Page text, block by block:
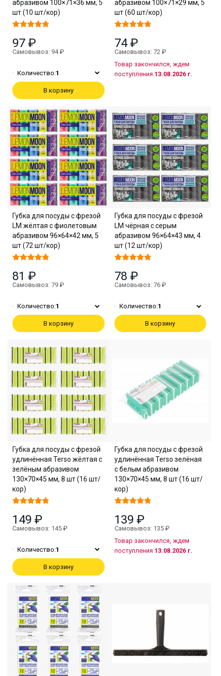
абразивом 100×71×36 мм, 5
шт (10 шт/кор)
97 ₽
Самовывоз: 94 ₽
Количество:1
В корзину
абразивом 100×71×29 мм, 5
шт (60 шт/кор)
74 ₽
Самовывоз: 72 ₽
Товар закончился, ждем
поступления 13.08.2026 г.
Губка для посуды с фрезой
LM жёлтая с фиолетовым
абразивом 96×64×42 мм, 5
шт (72 шт/кор)
81 ₽
Самовывоз: 79 ₽
Количество:1
В корзину
Губка для посуды с фрезой
LM чёрная с серым
абразивом 96×64×43 мм, 4
шт (12 шт/кор)
78 ₽
Самовывоз: 76 ₽
Количество:1
В корзину
Губка для посуды с фрезой
удлинённая Terso жёлтая с
зелёным абразивом
130×70×45 мм, 8 шт (16 шт/
кор)
149 ₽
Самовывоз: 145 ₽
Количество:1
В корзину
Губка для посуды с фрезой
удлинённая Terso зелёная
с белым абразивом
130×70×45 мм, 8 шт (16 шт/
кор)
139 ₽
Самовывоз: 135 ₽
Товар закончился, ждем
поступления 13.08.2026 г.